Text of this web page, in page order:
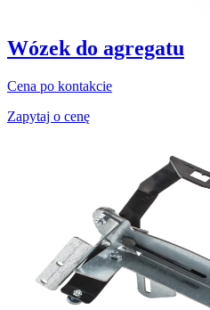
Wózek do agregatu
Cena po kontakcie
Zapytaj o cenę